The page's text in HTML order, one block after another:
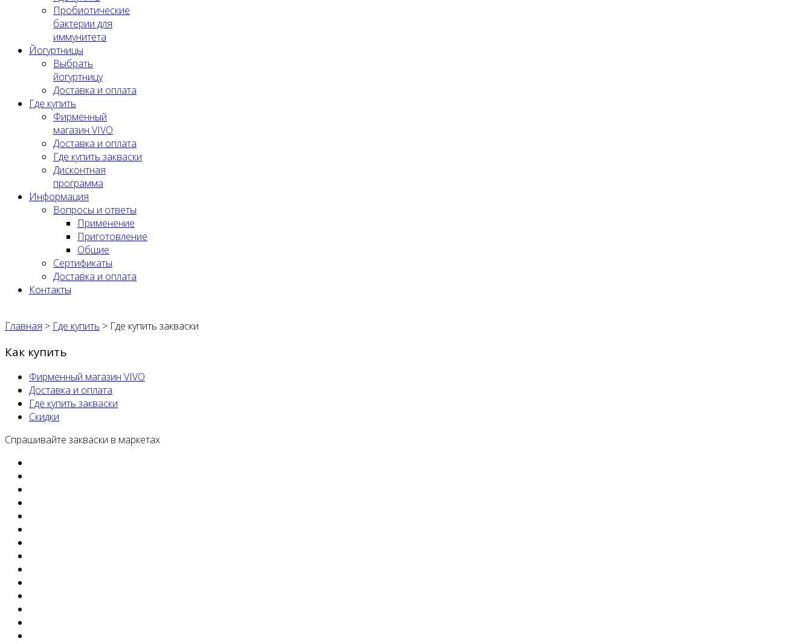
Пробиотические
бактерии для
иммунитета
Йогуртницы
Выбрать
йогуртницу
Доставка и оплата
Где купить
Фирменный
магазин VIVO
Доставка и оплата
Где купить закваски
Дисконтная
программа
Информация
Вопросы и ответы
Применение
Приготовление
Общие
Сертификаты
Доставка и оплата
Контакты
Главная > Где купить > Где купить закваски
Как купить
Фирменный магазин VIVO
Доставка и оплата
Где купить закваски
Скидки
Спрашивайте закваски в маркетах